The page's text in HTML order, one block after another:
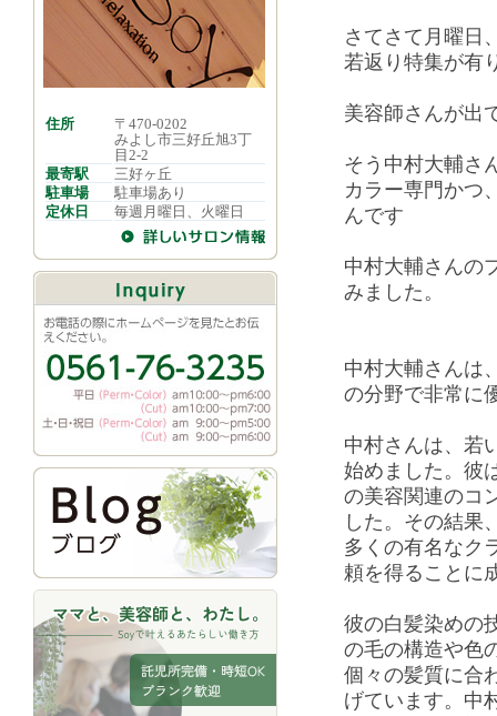
さてさて月曜日
若返り特集が有
美容師さんが出
そう中村大輔さ
カラー専門かつ
んです
中村大輔さんの
みました。
中村大輔さんは
の分野で非常に
中村さんは、若
始めました。彼
の美容関連のコ
した。その結果
多くの有名なク
頼を得ることに
彼の白髪染めの
の毛の構造や色
個々の髪質に合
げています。中
住所
〒470-0202
みよし市三好丘旭3丁
目2-2
最寄駅
三好ヶ丘
駐車場
駐車場あり
定休日
毎週月曜日、火曜日